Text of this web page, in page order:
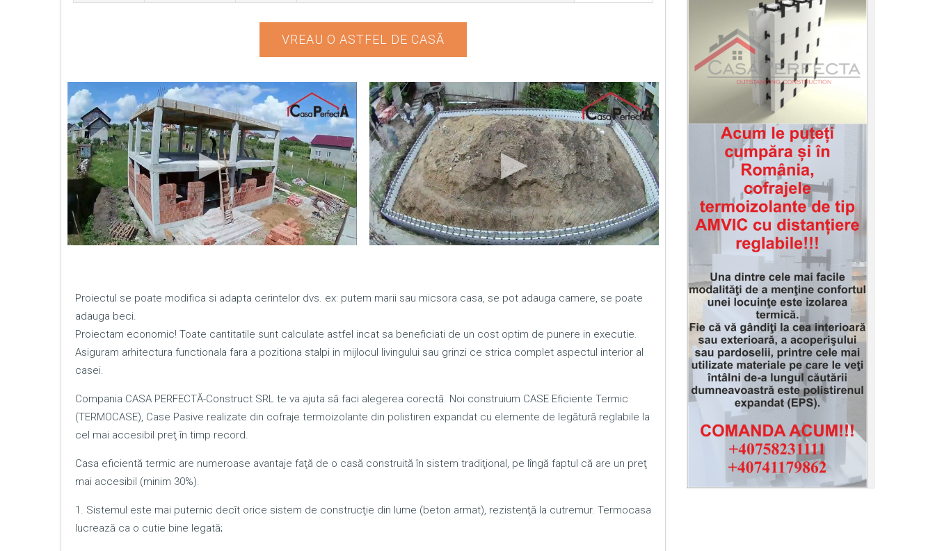
VREAU O ASTFEL DE CASĂ
Proiectul se poate modifica si adapta cerintelor dvs. ex: putem marii sau micsora casa, se pot adauga camere, se poate
adauga beci.
Proiectam economic! Toate cantitatile sunt calculate astfel incat sa beneficiati de un cost optim de punere in executie.
Asiguram arhitectura functionala fara a pozitiona stalpi in mijlocul livingului sau grinzi ce strica complet aspectul interior al
casei.
Compania CASA PERFECTĂ-Construct SRL te va ajuta să faci alegerea corectă. Noi construium CASE Eficiente Termic
(TERMOCASE), Case Pasive realizate din cofraje termoizolante din polistiren expandat cu elemente de legătură reglabile la
cel mai accesibil preţ în timp record.
Casa eficientă termic are numeroase avantaje faţă de o casă construită în sistem tradiţional, pe lîngă faptul că are un preţ
mai accesibil (minim 30%).
1. Sistemul este mai puternic decît orice sistem de construcţie din lume (beton armat), rezistenţă la cutremur. Termocasa
lucrează ca o cutie bine legată;